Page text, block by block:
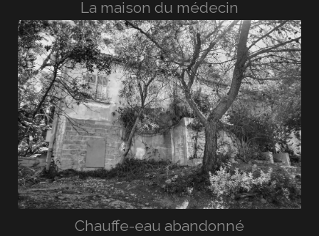
La maison du médecin
Chauffe-eau abandonné